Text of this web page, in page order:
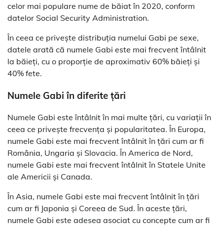
celor mai populare nume de băiat în 2020, conform
datelor Social Security Administration.
În ceea ce privește distribuția numelui Gabi pe sexe,
datele arată că numele Gabi este mai frecvent întâlnit
la băieți, cu o proporție de aproximativ 60% băieți și
40% fete.
Numele Gabi în diferite țări
Numele Gabi este întâlnit în mai multe țări, cu variații în
ceea ce privește frecvența și popularitatea. În Europa,
numele Gabi este mai frecvent întâlnit în țări cum ar fi
România, Ungaria și Slovacia. În America de Nord,
numele Gabi este mai frecvent întâlnit în Statele Unite
ale Americii și Canada.
În Asia, numele Gabi este mai frecvent întâlnit în țări
cum ar fi Japonia și Coreea de Sud. În aceste țări,
numele Gabi este adesea asociat cu concepte cum ar fi